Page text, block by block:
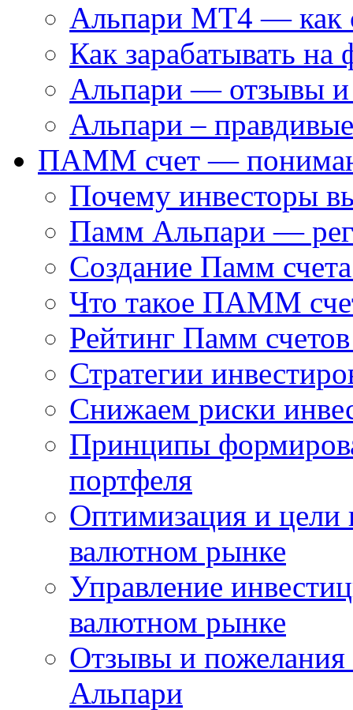
Альпари MT4 — как
Как зарабатывать
Альпари — отзывы и
Альпари –
ПАММ счет —
Почему инвесторы
Памм Альпари —
Создание Памм
Что такое ПАММ
Рейтинг Памм
Стратегии
Снижаем риски
Принципы
портфеля
Оптимизация и цели
валютном рынке
Управление
валютном рынке
Отзывы и
Альпари